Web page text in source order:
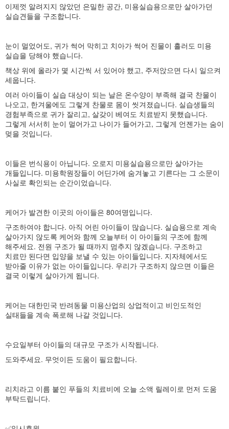
이제껏 알려지지 않았던 은밀한 공간, 미용실습용으로만 살아가던
실습견들을 구조합니다.
눈이 멀었어도, 귀가 썩어 막히고 치아가 썩어 진물이 흘러도 미용
실습을 당해야 했습니다.
책상 위에 올라가 몇 시간씩 서 있어야 했고, 주저앉으면 다시 일으켜
세웁니다.
여러 아이들이 실습 대상이 되는 날은 온수양이 부족해 결국 찬물이
나오고, 한겨울에도 그렇게 찬물로 몸이 씻겨졌습니다. 실습생들의
경험부족으로 귀가 잘리고, 살갖이 베여도 치료받지 못했습니다.
그렇게 서서히 눈이 멀어가고 나이가 들어가고, 그렇게 언젠가는 숨이
멎을 것입니다.
이들은 번식용이 아닙니다. 오로지 미용실습용으로만 살아가는
개들입니다. 미용학원장들이 어딘가에 숨겨놓고 기른다는 그 소문이
사실로 확인되는 순간이었습니다.
케어가 발견한 이곳의 아이들은 80여명입니다.
구조하여야 합니다. 아직 어린 아이들이 많습니다. 실습용으로 계속
살아가지 않도록 케어와 함께 오늘부터 이 아이들의 구조에 함께
해주세요. 전원 구조가 될 때까지 멈추지 않겠습니다. 구조하고
치료만 된다면 입양을 보낼 수 있는 아이들입니다. 지자체에서도
받아줄 이유가 없는 아이들입니다. 우리가 구조하지 않으면 이들은
결국 이렇게 살아가게 됩니다.
케어는 대한민국 반려동물 미용산업의 상업적이고 비인도적인
실태들을 계속 폭로해 나갈 것입니다.
수요일부터 아이들의 대규모 구조가 시작됩니다.
도와주세요. 무엇이든 도움이 필요합니다.
리치라고 이름 붙인 푸들의 치료비에 오늘 소액 릴레이로 먼저 도움
부탁드립니다.